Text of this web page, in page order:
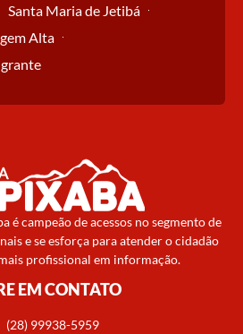
Santa Maria de Jetibá
Alta
é campeão de acessos no segmento de
e se esforça para atender o cidadão
profissional em informação.
EM CONTATO
(28) 99938-5959